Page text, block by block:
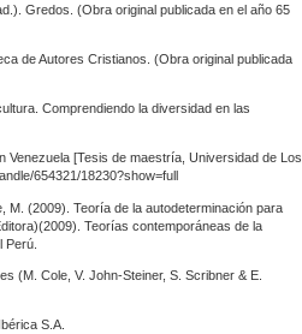
Gredos. (Obra original publicada en el año 65
de Autores Cristianos. (Obra original publicada
Comprendiendo la diversidad en las
Venezuela [Tesis de maestría, Universidad de Los
654321/18230?show=full
M. (2009). Teoría de la autodeterminación para
Teorías contemporáneas de la
Perú.
(M. Cole, V. John-Steiner, S. Scribner & E.
S.A.